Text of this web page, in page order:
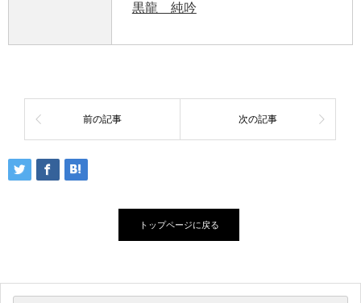
黒龍 純吟
前の記事 次の記事
トップページに戻る